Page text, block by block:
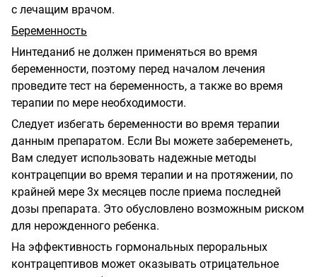
с лечащим врачом.
Беременность
Нинтеданиб не должен применяться во время
беременности, поэтому перед началом лечения
проведите тест на беременность, а также во время
терапии по мере необходимости.
Следует избегать беременности во время терапии
данным препаратом. Если Вы можете забеременеть,
Вам следует использовать надежные методы
контрацепции во время терапии и на протяжении, по
крайней мере 3х месяцев после приема последней
дозы препарата. Это обусловлено возможным риском
для нерожденного ребенка.
На эффективность гормональных пероральных
контрацептивов может оказывать отрицательное